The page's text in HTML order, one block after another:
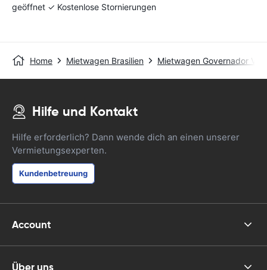
geöffnet ✓ Kostenlose Stornierungen
Home Mietwagen Brasilien Mietwagen Governador
Hilfe und Kontakt
Hilfe erforderlich? Dann wende dich an einen unserer
Vermietungsexperten.
Kundenbetreuung
Account
Über uns